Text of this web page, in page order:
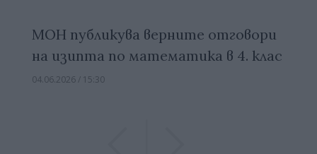
МОН публикува верните отговори
на изипта по математика в 4. клас
04.06.2026 / 15:30